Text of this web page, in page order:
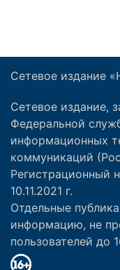
Сетевое издание
Сетевое издание,
Федеральной
информационных
коммуникаций
Регистрационный
10.11.2021 г.
Отдельные
информацию, не
пользователей до